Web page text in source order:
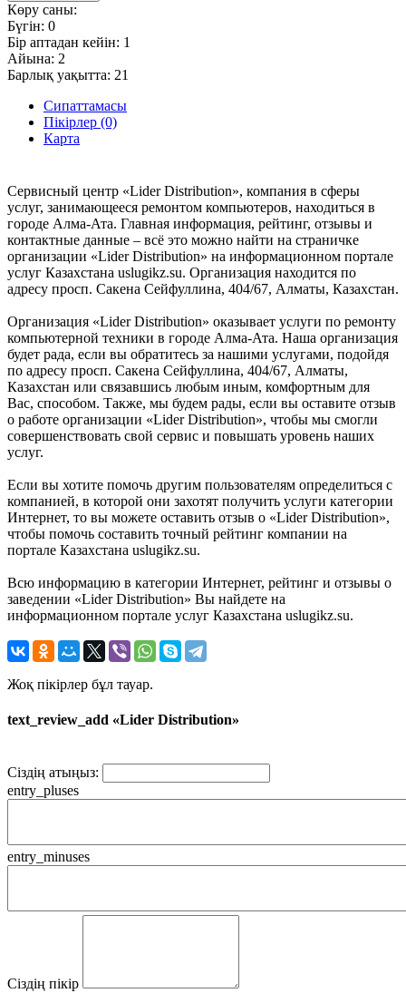
Көру саны:
Бүгін: 0
Бір аптадан кейін: 1
Айына: 2
Барлық уақытта: 21
Сипаттамасы
Пікірлер (0)
Карта
Сервисный центр «Lider Distribution», компания в сферы
услуг, занимающееся ремонтом компьютеров, находиться в
городе Алма-Ата. Главная информация, рейтинг, отзывы и
контактные данные – всё это можно найти на страничке
организации «Lider Distribution» на информационном портале
услуг Казахстана uslugikz.su. Организация находится по
адресу просп. Сакена Сейфуллина, 404/67, Алматы, Казахстан.
Организация «Lider Distribution» оказывает услуги по ремонту
компьютерной техники в городе Алма-Ата. Наша организация
будет рада, если вы обратитесь за нашими услугами, подойдя
по адресу просп. Сакена Сейфуллина, 404/67, Алматы,
Казахстан или связавшись любым иным, комфортным для
Вас, способом. Также, мы будем рады, если вы оставите отзыв
о работе организации «Lider Distribution», чтобы мы смогли
совершенствовать свой сервис и повышать уровень наших
услуг.
Если вы хотите помочь другим пользователям определиться с
компанией, в которой они захотят получить услуги категории
Интернет, то вы можете оставить отзыв о «Lider Distribution»,
чтобы помочь составить точный рейтинг компании на
портале Казахстана uslugikz.su.
Всю информацию в категории Интернет, рейтинг и отзывы о
заведении «Lider Distribution» Вы найдете на
информационном портале услуг Казахстана uslugikz.su.
Жоқ пікірлер бұл тауар.
text_review_add «Lider Distribution»
Сіздің атыңыз:
entry_pluses
entry_minuses
Сіздің пікір